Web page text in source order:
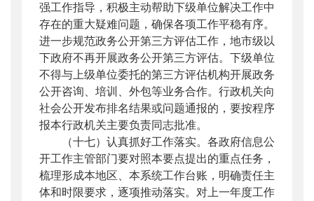
强工作指导，积极主动帮助下级单位解决工作中
存在的重大疑难问题，确保各项工作平稳有序。
进一步规范政务公开第三方评估工作，地市级以
下政府不再开展政务公开第三方评估。下级单位
不得与上级单位委托的第三方评估机构开展政务
公开咨询、培训、外包等业务合作。行政机关向
社会公开发布排名结果或问题通报的，要按程序
报本行政机关主要负责同志批准。
（十七）认真抓好工作落实。 各政府信息公
开工作主管部门要对照本要点提出的重点任务，
梳理形成本地区、本系统工作台账，明确责任主
体和时限要求，逐项推动落实。对上一年度工作